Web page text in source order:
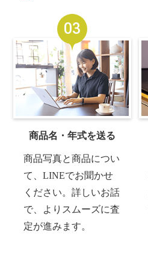
03
商品名・年式を送る
商品写真と商品につい
て、LINEでお聞かせ
ください。詳しいお話
で、よりスムーズに査
定が進みます。